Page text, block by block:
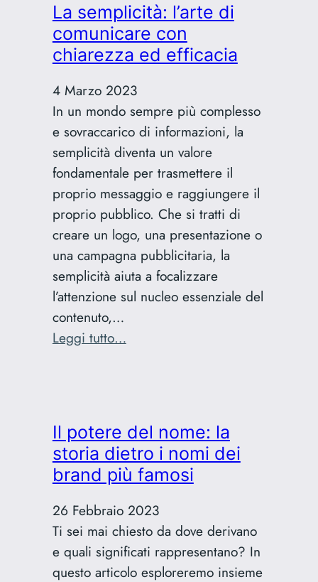
una
vita
consapevole:
Un
viaggio
nella
Mindfulness
La semplicità: l’arte di
comunicare con
chiarezza ed efficacia
4 Marzo 2023
In un mondo sempre più complesso
e sovraccarico di informazioni, la
semplicità diventa un valore
fondamentale per trasmettere il
proprio messaggio e raggiungere il
proprio pubblico. Che si tratti di
creare un logo, una presentazione o
una campagna pubblicitaria, la
semplicità aiuta a focalizzare
l’attenzione sul nucleo essenziale del
contenuto,…
Leggi tutto…:
comunicare
con
chiarezza
ed
efficacia
Il potere del nome: la
storia dietro i nomi dei
brand più famosi
26 Febbraio 2023
Ti sei mai chiesto da dove derivano
e quali significati rappresentano? In
questo articolo esploreremo insieme